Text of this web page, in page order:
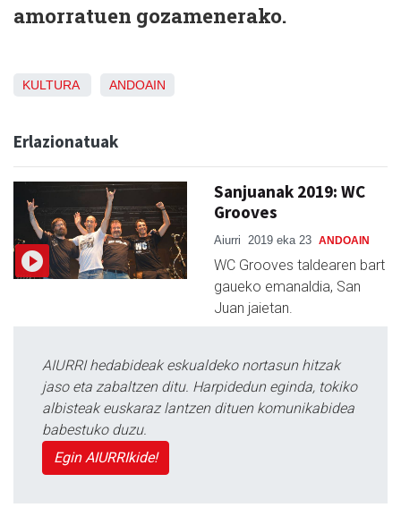
amorratuen gozamenerako.
KULTURA ANDOAIN
Erlazionatuak
Sanjuanak 2019: WC
Grooves
Aiurri 2019 eka 23 ANDOAIN
WC Grooves taldearen bart
gaueko emanaldia, San
Juan jaietan.
AIURRI hedabideak eskualdeko nortasun hitzak
jaso eta zabaltzen ditu. Harpidedun eginda, tokiko
albisteak euskaraz lantzen dituen komunikabidea
babestuko duzu.
Egin AIURRIkide!